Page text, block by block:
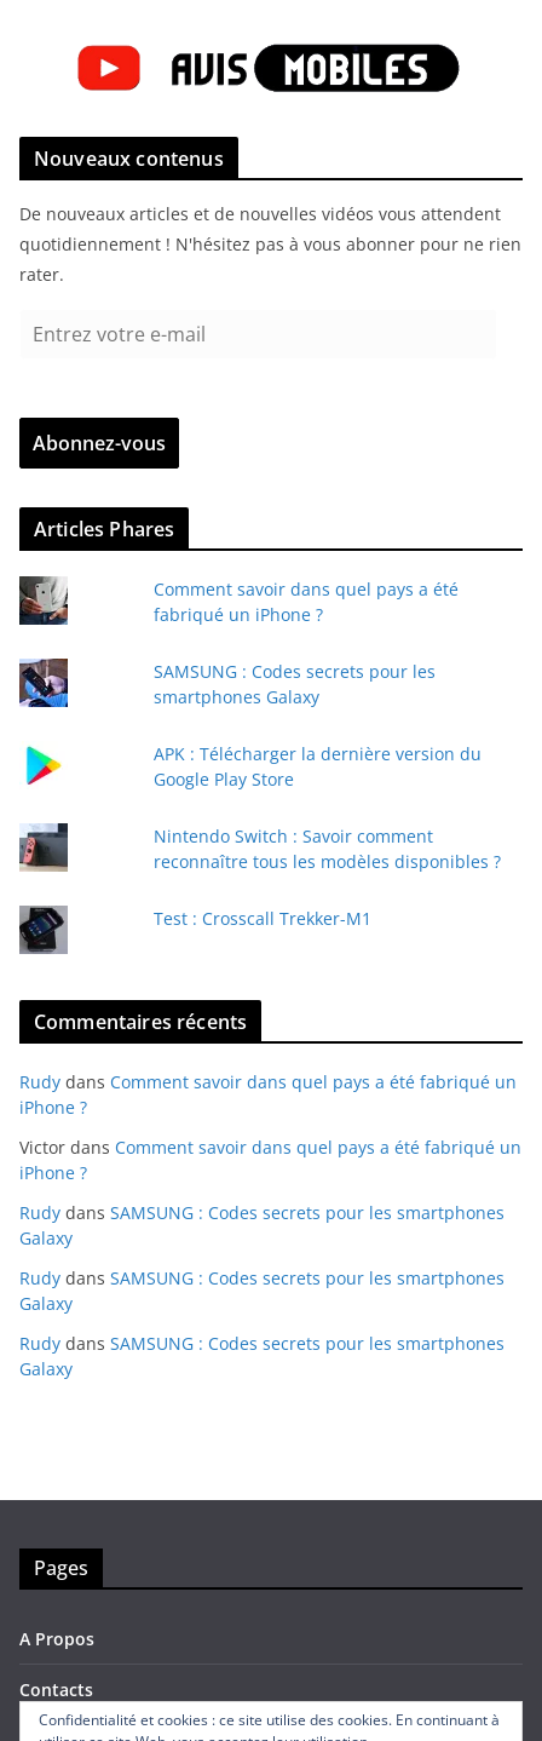
Nouveaux contenus
De nouveaux articles et de nouvelles vidéos vous attendent
quotidiennement ! N'hésitez pas à vous abonner pour ne rien
rater.
r
z
v
r
e
e
-
a
Abonnez-vous
Articles Phares
Comment savoir dans quel pays a été
fabriqué un iPhone ?
SAMSUNG : Codes secrets pour les
smartphones Galaxy
APK : Télécharger la dernière version du
Google Play Store
Nintendo Switch : Savoir comment
reconnaître tous les modèles disponibles ?
Test : Crosscall Trekker-M1
Commentaires récents
Rudy dans Comment savoir dans quel pays a été fabriqué un
iPhone ?
Victor dans Comment savoir dans quel pays a été fabriqué un
iPhone ?
Rudy dans SAMSUNG : Codes secrets pour les smartphones
Galaxy
Rudy dans SAMSUNG : Codes secrets pour les smartphones
Galaxy
Rudy dans SAMSUNG : Codes secrets pour les smartphones
Galaxy
Pages
A Propos
Contacts
Confidentialité et cookies : ce site utilise des cookies. En continuant à